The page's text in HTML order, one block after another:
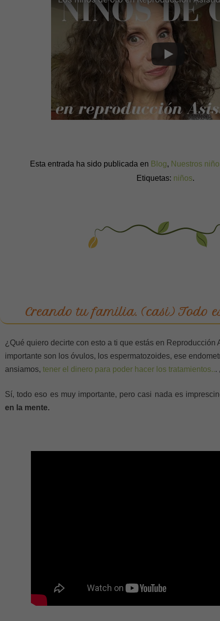
Esta entrada ha sido publicada en Blog, Nuestros
Etiquetas: niños.
Creando tu familia. (casi) Todo
¿Qué quiero decirte con esto a ti que estás en
importante son los óvulos, los espermatozoides, ese
ansiamos, tener el dinero para poder hacer los tratamientos...
Sí, todo eso es muy importante, pero casi nada es
en la mente.